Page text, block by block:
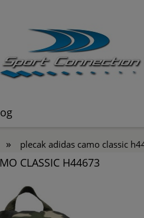
» plecak adidas camo classic
CLASSIC H44673